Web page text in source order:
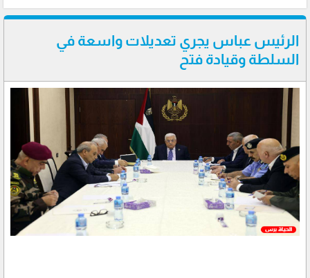
الرئيس عباس يجري تعديلات واسعة في
السلطة وقيادة فتح